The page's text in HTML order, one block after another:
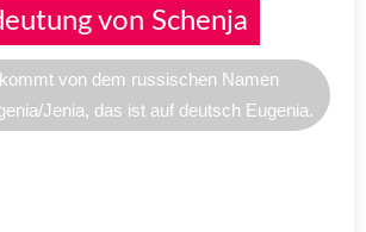
von Schenja
von dem russischen Namen
Jenia, das ist auf deutsch Eugenia.